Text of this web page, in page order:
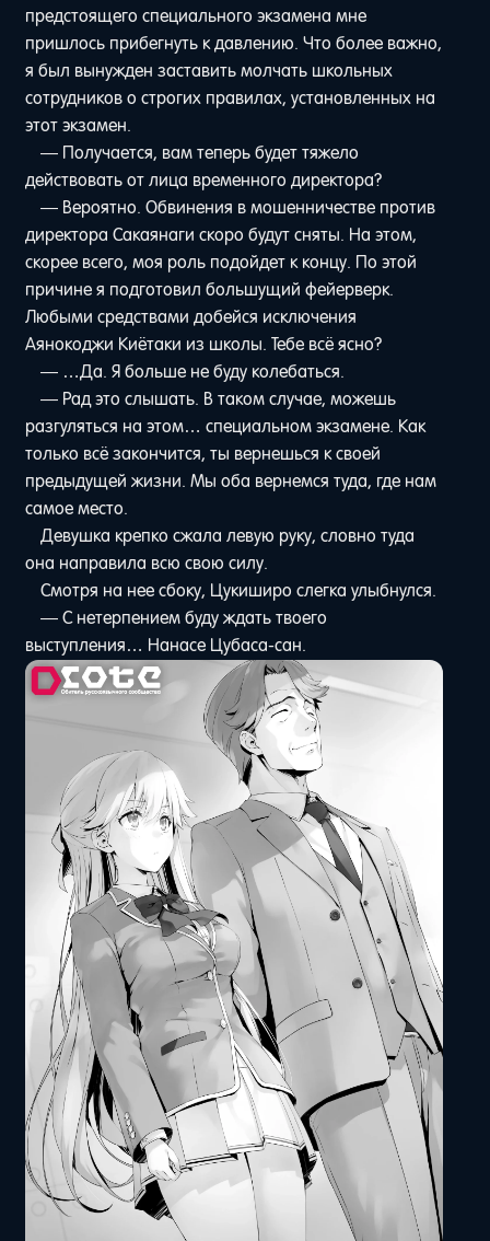
предстоящего специального экзамена мне
пришлось прибегнуть к давлению. Что более важно,
я был вынужден заставить молчать школьных
сотрудников о строгих правилах, установленных на
этот экзамен.
— Получается, вам теперь будет тяжело
действовать от лица временного директора?
— Вероятно. Обвинения в мошенничестве против
директора Сакаянаги скоро будут сняты. На этом,
скорее всего, моя роль подойдет к концу. По этой
причине я подготовил большущий фейерверк.
Любыми средствами добейся исключения
Аянокоджи Киётаки из школы. Тебе всё ясно?
— …Да. Я больше не буду колебаться.
— Рад это слышать. В таком случае, можешь
разгуляться на этом… специальном экзамене. Как
только всё закончится, ты вернешься к своей
предыдущей жизни. Мы оба вернемся туда, где нам
самое место.
Девушка крепко сжала левую руку, словно туда
она направила всю свою силу.
Смотря на нее сбоку, Цукиширо слегка улыбнулся.
— С нетерпением буду ждать твоего
выступления… Нанасе Цубаса-сан.